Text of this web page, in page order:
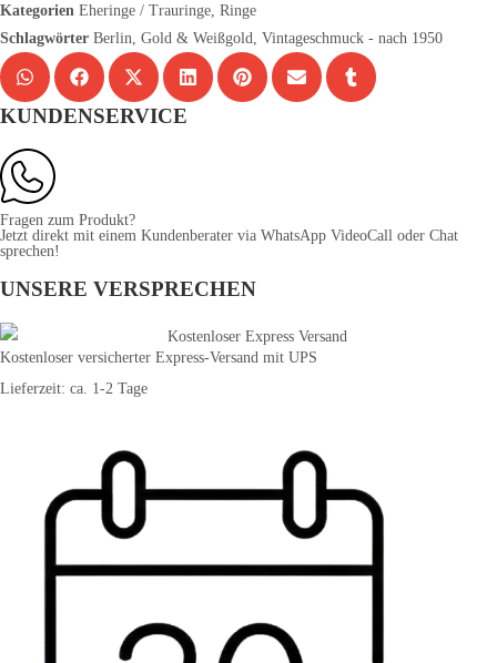
Kategorien Eheringe / Trauringe Ringe
Schlagwörter Berlin Gold & Weißgold Vintageschmuck - nach 1950
KUNDENSERVICE
Fragen zum Produkt?
Jetzt direkt mit einem Kundenberater via WhatsApp VideoCall oder Chat
sprechen!
UNSERE VERSPRECHEN
Kostenloser versicherter Express-Versand mit UPS
Lieferzeit: ca. 1-2 Tage